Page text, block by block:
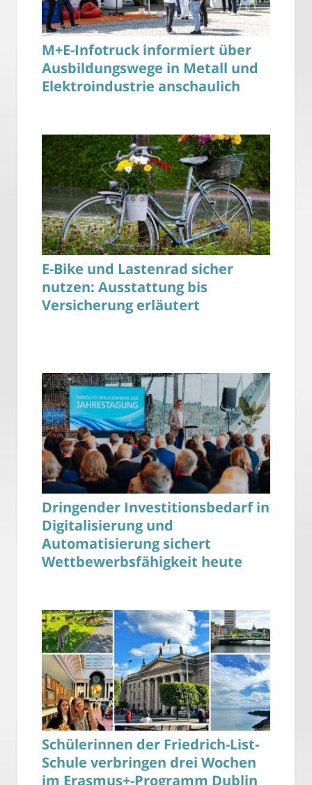
M+E-Infotruck informiert über
Ausbildungswege in Metall und
Elektroindustrie anschaulich
E-Bike und Lastenrad sicher
nutzen: Ausstattung bis
Versicherung erläutert
Dringender Investitionsbedarf in
Digitalisierung und
Automatisierung sichert
Wettbewerbsfähigkeit heute
Schülerinnen der Friedrich-List-
Schule verbringen drei Wochen
im Erasmus+-Programm Dublin